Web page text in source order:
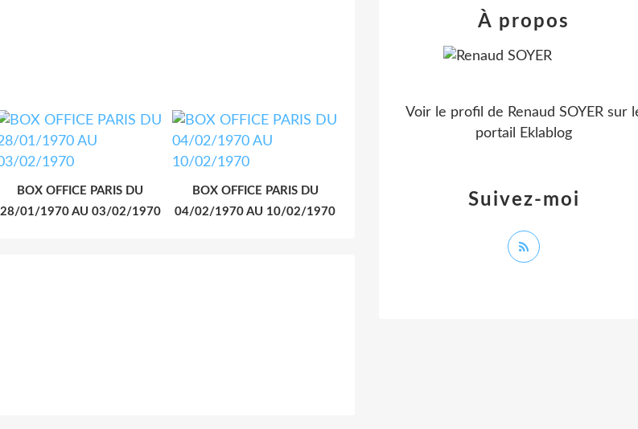
BOX OFFICE PARIS DU
28/01/1970 AU 03/02/1970
BOX OFFICE PARIS DU
04/02/1970 AU 10/02/1970
Suivez-moi
À propos
Voir le profil de Renaud SOYERsur
portail Eklablog